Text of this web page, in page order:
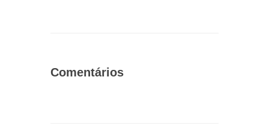
Comentários